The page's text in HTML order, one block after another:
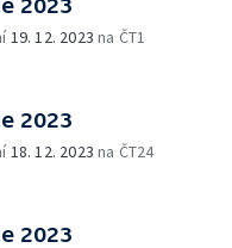
2023
19. 12. 2023 na ČT1
2023
18. 12. 2023 na ČT24
2023